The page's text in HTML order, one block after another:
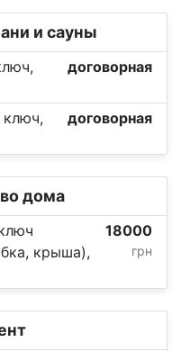
и сауны
договорная
ключ,
договорная
дома
крыша),
18000
грн